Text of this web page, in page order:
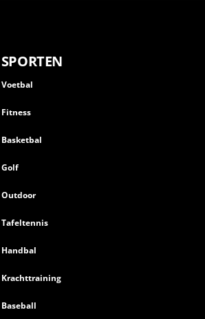
SPORTEN
Voetbal
Fitness
Basketbal
Golf
Outdoor
Tafeltennis
Handbal
Krachttraining
Baseball